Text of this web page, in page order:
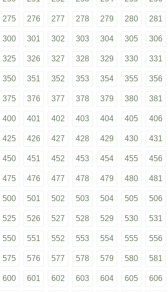
275 276 277 278 279 280 281
300 301 302 303 304 305 306
325 326 327 328 329 330 331
350 351 352 353 354 355 356
375 376 377 378 379 380 381
400 401 402 403 404 405 406
425 426 427 428 429 430 431
450 451 452 453 454 455 456
475 476 477 478 479 480 481
500 501 502 503 504 505 506
525 526 527 528 529 530 531
550 551 552 553 554 555 556
575 576 577 578 579 580 581
600 601 602 603 604 605 606